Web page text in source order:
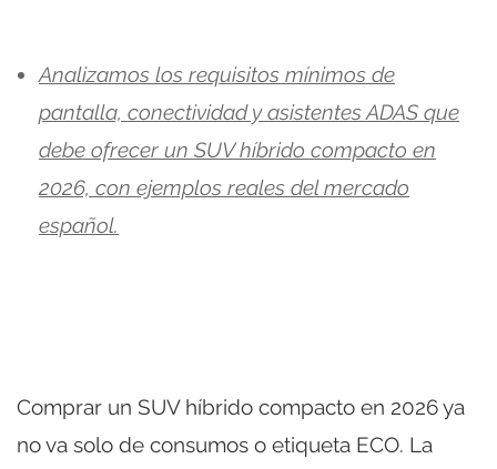
Analizamos los requisitos mínimos de
pantalla, conectividad y asistentes ADAS que
debe ofrecer un SUV híbrido compacto en
2026, con ejemplos reales del mercado
español.
Comprar un SUV híbrido compacto en 2026 ya
no va solo de consumos o etiqueta ECO. La